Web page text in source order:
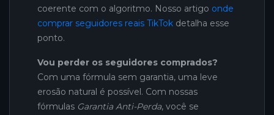
coerente com o algoritmo. Nosso artigo onde
comprar seguidores reais TikTok detalha esse
ponto.
Vou perder os seguidores comprados?
Com uma fórmula sem garantia, uma leve
erosão natural é possível. Com nossas
fórmulas Garantia Anti-Perda, você se